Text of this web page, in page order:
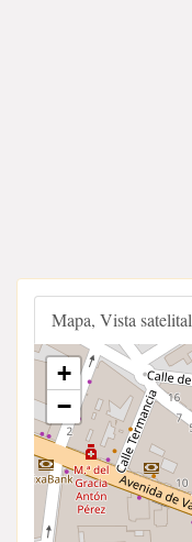
Mapa, Vista satelital
+
−